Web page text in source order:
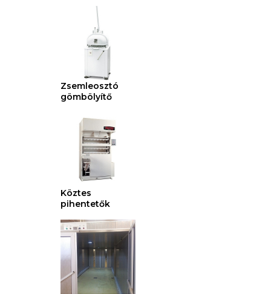
Zsemleosztó
gömbölyítő
Köztes
pihentetők